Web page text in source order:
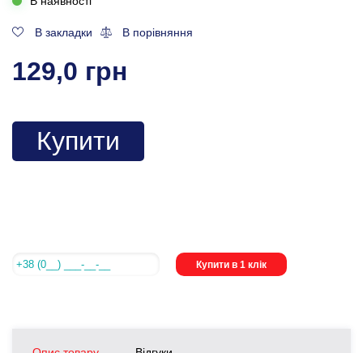
В закладки В порівняння
129,0 грн
Купити
Купити в 1 клік